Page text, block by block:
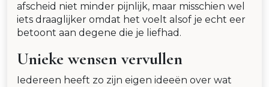
afscheid niet minder pijnlijk, maar misschien wel
iets draaglijker omdat het voelt alsof je echt eer
betoont aan degene die je liefhad.
Unieke wensen vervullen
Iedereen heeft zo zijn eigen ideeën over wat